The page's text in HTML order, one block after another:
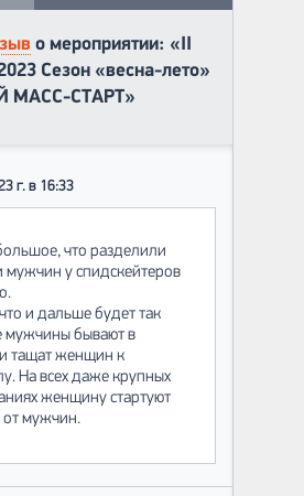
о мероприятии: «II
Сезон «весна-лето»
МАСС-СТАРТ»
г. в 16:33
что разделили
у спидскейтеров
и дальше будет так
мужчины бывают в
тащат женщин к
На всех даже крупных
женщину стартуют
от мужчин.